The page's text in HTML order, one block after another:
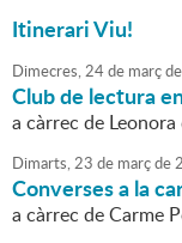
Itinerari Viu!
Dimecres,24de marçde
Club de lectura
a càrrec de
Dimarts,23 de marçde
Converses a la
a càrrec de Carme